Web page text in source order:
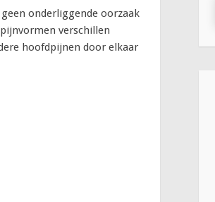
onderliggende oorzaak
verschillen
hoofdpijnen door elkaar